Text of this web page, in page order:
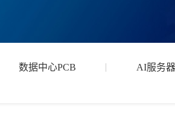
数据中心PCB AI服务